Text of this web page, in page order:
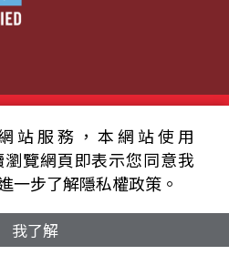
廣播電臺 版權所有
服務條款 隱私權條款
站服務，本網站使用
覽網頁即表示您同意我
一步了解隱私權政策。
我了解